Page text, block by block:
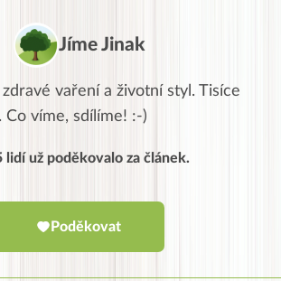
Jíme Jinak
vaření a životní styl. Tisíce
Co víme, sdílíme! :-)
lidí už poděkovalo za článek.
Poděkovat